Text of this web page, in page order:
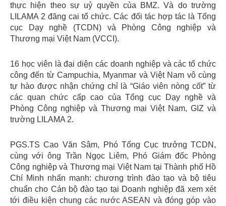
thực hiện theo sự uỷ quyền của BMZ. Và do trường
LILAMA 2 đăng cai tổ chức. Các đối tác hợp tác là Tổng
cục Dạy nghề (TCDN) và Phòng Công nghiệp và
Thương mại Việt Nam (VCCI).
16 học viên là đại diện các doanh nghiệp và các tổ chức
công đến từ Campuchia, Myanmar và Việt Nam vô cùng
tự hào được nhận chứng chỉ là “Giáo viên nòng cốt” từ
các quan chức cấp cao của Tổng cục Dạy nghề và
Phòng Công nghiệp và Thương mại Việt Nam, GIZ và
trường LILAMA 2.
PGS.TS Cao Văn Sâm, Phó Tổng Cục trưởng TCDN,
cùng với ông Trần Ngọc Liêm, Phó Giám đốc Phòng
Công nghiệp và Thương mại Việt Nam tại Thành phố Hồ
Chí Minh nhấn mạnh: chương trình đào tạo và bộ tiêu
chuẩn cho Cán bộ đào tạo tại Doanh nghiệp đã xem xét
tới điều kiện chung các nước ASEAN và đóng góp vào